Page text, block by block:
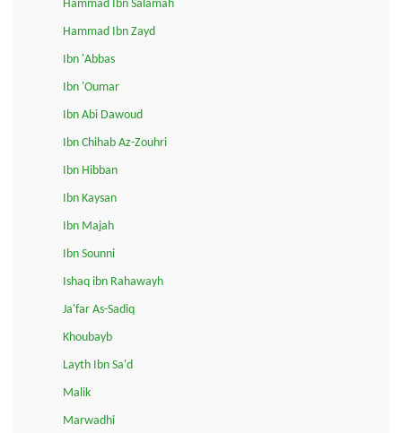
Hammad Ibn Salamah
Hammad Ibn Zayd
Ibn 'Abbas
Ibn 'Oumar
Ibn Abi Dawoud
Ibn Chihab Az-Zouhri
Ibn Hibban
Ibn Kaysan
Ibn Majah
Ibn Sounni
Ishaq ibn Rahawayh
Ja'far As-Sadiq
Khoubayb
Layth Ibn Sa'd
Malik
Marwadhi